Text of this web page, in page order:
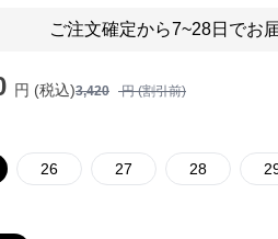
ご注文確定から7~28日でお
円 (税込)3,420 円 (割引前)
26 27 28